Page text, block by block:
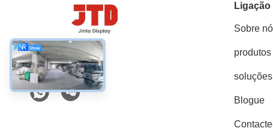
Mídia Social
Sobre
produtos
soluções
Blogue